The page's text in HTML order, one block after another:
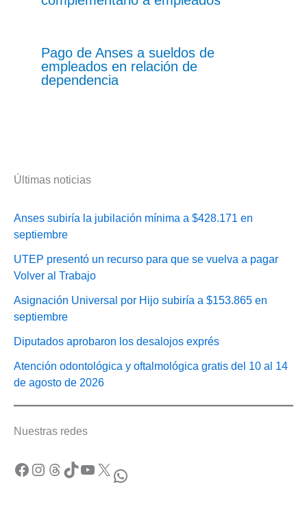
Pago de Anses a sueldos de
empleados en relación de
dependencia
Últimas noticias
Anses subiría la jubilación mínima a $428.171 en
septiembre
UTEP presentó un recurso para que se vuelva a pagar
Volver al Trabajo
Asignación Universal por Hijo subiría a $153.865 en
septiembre
Diputados aprobaron los desalojos exprés
Atención odontológica y oftalmológica gratis del 10 al 14
de agosto de 2026
Nuestras redes
Facebook Instagram Threads TikTok YouTube X WhatsApp